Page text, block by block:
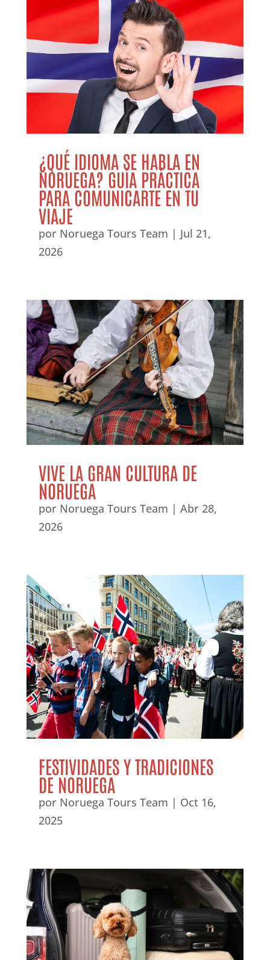
¿QUÉ IDIOMA SE HABLA EN
NORUEGA? GUÍA PRÁCTICA
PARA COMUNICARTE EN TU
VIAJE
por Noruega Tours Team | Jul 21,
2026
VIVE LA GRAN CULTURA DE
NORUEGA
por Noruega Tours Team | Abr 28,
2026
FESTIVIDADES Y TRADICIONES
DE NORUEGA
por Noruega Tours Team | Oct 16,
2025